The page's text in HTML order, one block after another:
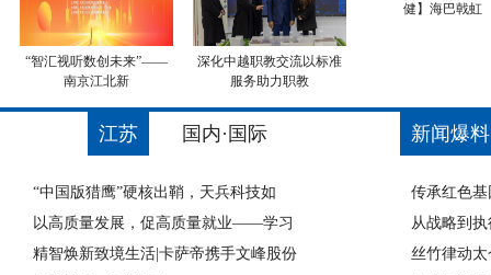
“智汇视听数创未来”——
南京江北新
深化中越职教交流以标准
服务助力职教
健】海巴戟虹
江苏 国内·国际
“中国版猎鹰”硬核出鞘，天兵科技如
以高质量发展，促高质量就业——学习
精智焕新致境生活|卡萨帝携手文峰股份
新闻爆
传承红色
从战略到
丝竹律动